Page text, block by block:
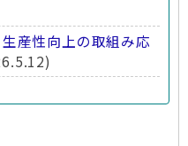
産性向上の取組み応